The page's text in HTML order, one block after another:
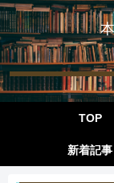
TOP
新着記事